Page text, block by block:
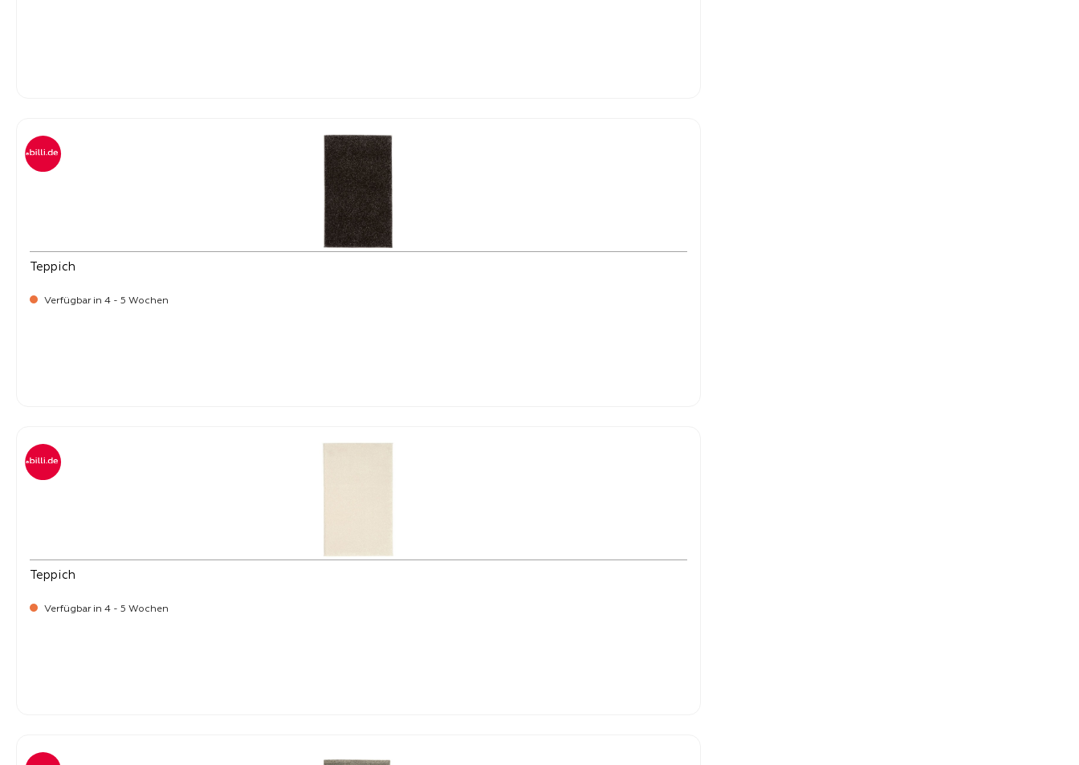
Teppich
Verfügbar in 4 - 5 Wochen
Teppich
Verfügbar in 4 - 5 Wochen